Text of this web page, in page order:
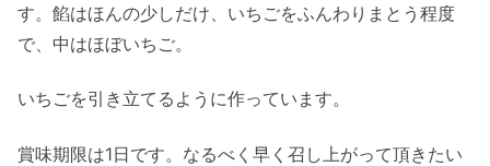
す。餡はほんの少しだけ、いちごをふんわりまとう程度
で、中はほぼいちご。
いちごを引き立てるように作っています。
賞味期限は1日です。なるべく早く召し上がって頂きたい